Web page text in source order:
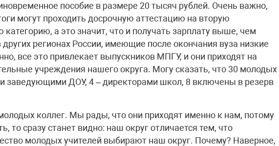
пособие в размере 20 тысяч рублей. Очень важно,
могут проходить досрочную аттестацию на вторую
а это значит, что и получать зарплату выше, чем
регионах России, имеющие после окончания вуза низкие
все это привлекает выпускников МПГУ, и они приходят на
учреждения нашего округа. Могу сказать, что 30 молодых
заведующими ДОУ, 4 – директорами школ, 8 включены в резерв
коллег. Мы рады, что они приходят именно к нам, потому
то сразу станет видно: наш округ отличается тем, что
молодых учителей выбирают наш округ. Почему? Наверное,